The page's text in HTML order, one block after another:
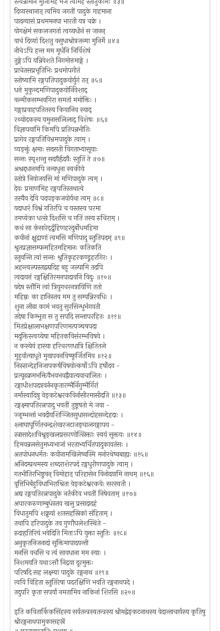
दिव्यस्थानात् त्वमिव जगतीं पादुके गाहमाना
पादन्यासं प्रथममनघा भारती यत्र चक्रे ।
योगक्षेमं सकलजगतां त्वय्यधीनं स जानन्
वाचं दिव्यां दिशतु वसुधाश्रोत्रजन्मा मुनिर्मे ॥४॥
नीचेऽपि हन्त मम मूर्धनि निर्विशेषं
तुङ्गेऽपि यन्निवेशते निगमोत्तमाङ्गे ।
प्राचेतसप्रभृतिभिः प्रथमोपगीतं
स्तोष्यामि रङ्गपतिपादुकयोर्युगं तत् ॥५॥
धत्ते मुकुन्दमणिपादुकयोर्निवेशाद्
वल्मीकसम्भवगिरा समतां ममोक्तिः ।
गङ्गाप्रवाहपतितस्य कियानिव स्याद्
रथ्योदकस्य यमुनासलिलाद् विशेषः ॥६॥
विज्ञापयामि किमपि प्रतिपन्नभीतिः
प्रागेव रङ्गपतिविभ्रमपादुके त्वाम् ।
व्यङ्क्तुं क्षमाः सदसती विगताभ्यासूयाः
सन्तः स्पृशन्तु सदयैर्हृदयैः स्तुतिं ते ॥७॥
अश्रद्दधानमपि नन्वधुना स्वकीये
स्तोत्रे नियोजयसि मां मणिपादुके त्वम् ।
देवः प्रमाणमिह रङ्गपतिस्तथात्वे
तस्यैव देवि पदपङ्कजयोर्यथा त्वम् ॥८॥
यदाधारं विश्वं गतिरपि च यस्तस्य परमा
तमप्येका धत्से दिशसि च गतिं तस्य रुचिराम् ।
कथं सा कंसारेर्द्द्रुहिणहरदुर्बोधमहिमा
कवीनां क्षुद्राणां त्वमसि मणिपादु स्तुतिपदम् ॥९॥
श्रुतप्रज्ञासम्पन्महितमहिमानः कतिकति
स्तुवन्ति त्वां सन्तः श्रुतिकुहरकण्डूहरगिरः ।
अहन्त्वल्पस्तद्वद्यदिह बहु जल्पामि तदपि
त्वदायत्तं रङ्गक्षितिरमनपादावनि विदुः ॥१०॥
यदेष स्तौमि त्वां त्रियुगचरनत्रायिणि ततो
महिम्नः का हानिस्तव मम तु सम्पन्निरवधिः ।
शुना लीढा कामं भवतु सुरसिन्धुर्भगवती
तदेषा किम्भूता स तु सपदि सन्तापरहितः ॥११॥
मितप्रेक्षालाभक्षणपरिणमत्पञ्चषपदा
मदुक्तिस्त्वय्येषा महितकविसंरम्भविषये ।
न कस्येयं हास्या हरिचरणधात्रि क्षितितले
मुहुर्वात्याधूते मुखपवनविष्फूर्जितमिव ॥१२॥
निस्सन्देहनिजापकर्षविषयोत्कर्षोऽपि हर्षोदय -
प्रत्यूढक्रमभक्तिवैभवभवद्वैयात्यवाचालितः ।
रङ्गाधीशपदत्रवर्ननकृतारम्भैर्निगुम्भैर्गिरां
नर्मास्वादिषु वेङ्कटेश्वरकविर्नासीरमासीदति ॥१३॥
रङ्गक्ष्मापतिरत्नपादु भवतीं तुष्टूषतो मे जवा -
ज्जृम्भन्तां भवदीयशिञ्जितसुधासन्दोहसन्देहदाः ।
श्लाघाघूर्णितचन्द्रशेखरजटाजङ्घालगङ्गापय -
स्त्रासादेशविश्रृङ्खलप्रसरणोत्सिक्ताः स्वयं सूक्तयः ॥१४॥
हिमवन्नलसेतुमध्यभाजां भरताभ्यर्चितपादुकावतंसः ।
अतपोधनधर्मतः कवीनामखिलेष्वस्मि मनोरथेष्वबाह्यः ॥१५॥
अनिदम्प्रथमस्य शब्दराशेरपदं रङ्गधुरीणपादुके त्वाम् ।
गतभीतिरभिष्टुवन् विमोहात् परिहासेन विनोदयामि नाथम् ॥१६॥
वृत्तिभिर्बहुविधाभिराश्रिता वेङ्कटेश्वरकवेः सरस्वती ।
अद्य रङ्गपतिरत्नपादुके नर्तकीव भवतीं निषेवताम् ॥१७॥
अपारकरुणाम्बुधेस्तव खलु प्रसादादहं
विधातुमपि शक्नुयां शतसहस्रिकां संहिताम् ।
तथापि हरिपादुके तव गुणौघलेशस्थिते -
रुदाहृतिरियं भवेदिति मिताऽपि युक्ता स्तुतिः ॥१८॥
अनुकृतनिजनादां सूक्तिमापादयन्ती
मनसि वचसि च त्वं सावधाना मम स्याः ।
निशमयति यथाऽसौ निद्रया दूरमुक्तः
परिषदि सह लक्ष्म्या पादुके रङ्गनाथ ॥१९॥
त्वयि विहिता स्तुतिरेषा पदरक्षिणि भवति रङ्गनाथपदे ।
तदुपरि कृता सपर्या नमतामिव नाकिनां शिरसि ॥२०॥
इति कवितार्किकसिंहस्य सर्वतन्त्रस्वतन्त्रस्य श्रीमद्वेङ्कटनाथस्य वेदान्ताचार्यस्य कृतिषु
श्रीरङ्गनाथपामुकासहस्रें